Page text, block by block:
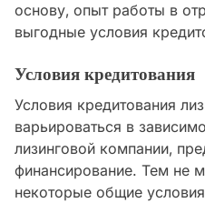
основу‚ опыт работы в
выгодные условия
Условия кредитования
Условия кредитования
варьироваться в
лизинговой компании‚
финансирование. Тем не
некоторые общие